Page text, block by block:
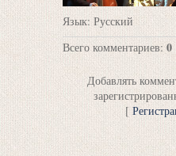
Язык: Русский
Всего комментариев: 0
Добавлять
[